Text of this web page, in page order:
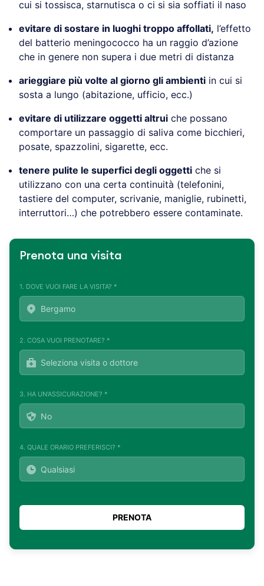
cui si tossisca, starnutisca o ci si sia soffiati il naso
evitare di sostare in luoghi troppo affollati, l’effetto
del batterio meningococco ha un raggio d’azione
che in genere non supera i due metri di distanza
arieggiare più volte al giorno gli ambienti in cui si
sosta a lungo (abitazione, ufficio, ecc.)
evitare di utilizzare oggetti altrui che possano
comportare un passaggio di saliva come bicchieri,
posate, spazzolini, sigarette, ecc.
tenere pulite le superfici degli oggetti che si
utilizzano con una certa continuità (telefonini,
tastiere del computer, scrivanie, maniglie, rubinetti,
interruttori…) che potrebbero essere contaminate.
Prenota una visita
1. DOVE VUOI FARE LA VISITA? *
2. COSA VUOI PRENOTARE? *
3. HA UN'ASSICURAZIONE? *
4. QUALE ORARIO PREFERISCI? *